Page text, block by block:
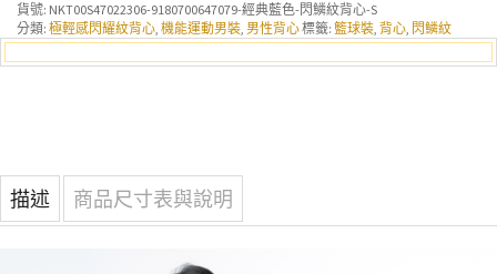
貨號: NKT00S47022306-9180700647079-經典藍色-閃鱗紋背心-S
分類: 極輕感閃耀紋背心, 機能運動男裝, 男性背心標籤: 籃球裝, 背心, 閃鱗紋
描述 商品尺寸表與說明